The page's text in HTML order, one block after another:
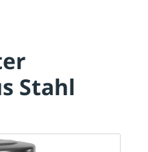
Stahl